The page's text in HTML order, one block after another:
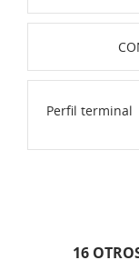
Perfil terminal
16